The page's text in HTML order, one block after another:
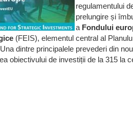
regulamentului
prelungire și
a Fondului
(FEIS), elementul central al
dintre principalele prevederi din
obiectivului de investiții de la 315 la